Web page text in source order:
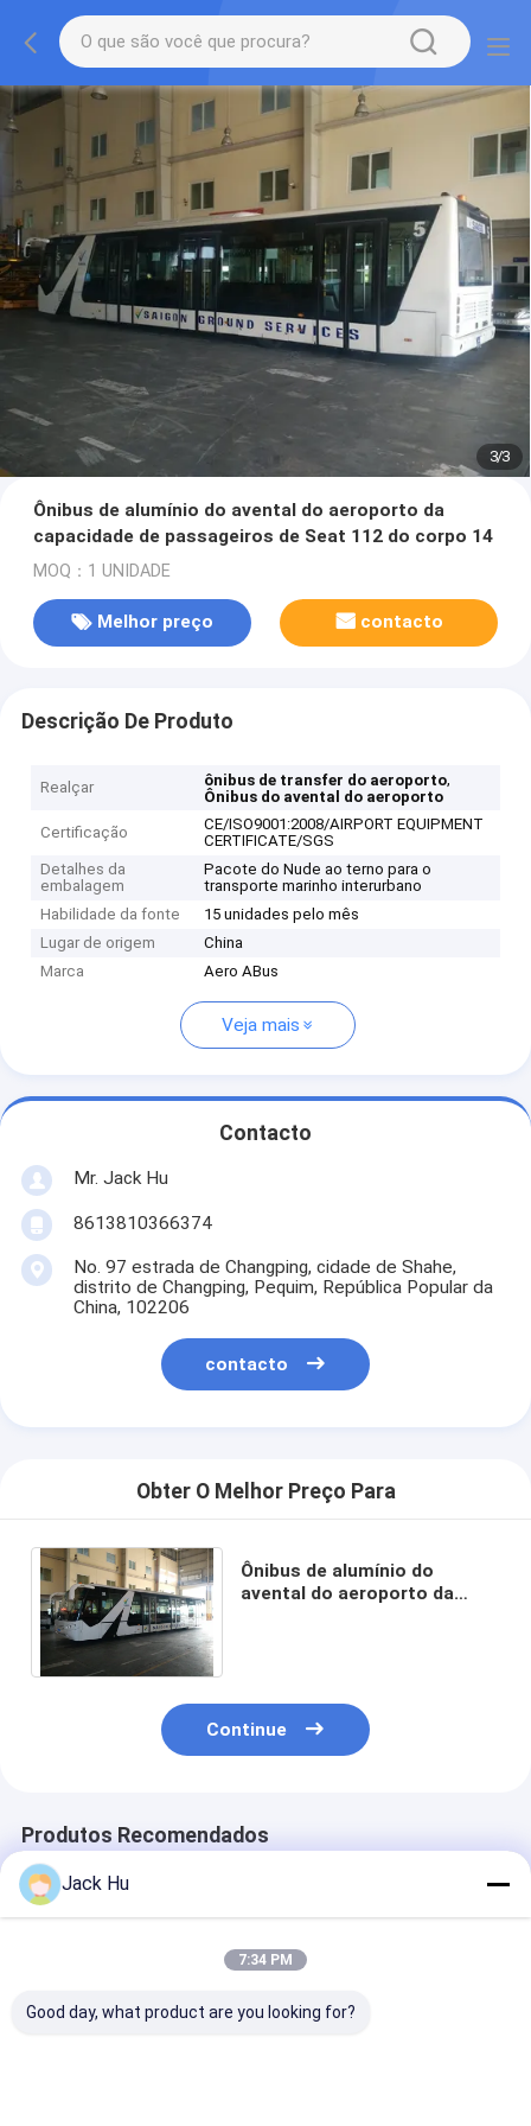
1/3
Ônibus de alumínio do avental do aeroporto da
capacidade de passageiros de Seat 112 do corpo 14
MOQ：1 UNIDADE
Melhor preço contacto
Descrição De Produto
Realçar ônibus de transfer do aeroporto,
Ônibus do avental do aeroporto
Certificação
CE/ISO9001:2008/AIRPORT EQUIPMENT
CERTIFICATE/SGS
Detalhes da
embalagem
Pacote do Nude ao terno para o
transporte marinho interurbano
Habilidade da fonte
15 unidades pelo mês
Lugar de origem
China
Marca
Aero ABus
Veja mais
Contacto
Mr. Jack Hu
8613810366374
No. 97 estrada de Changping, cidade de Shahe,
distrito de Changping, Pequim, República Popular da
China, 102206
contacto
Obter O Melhor Preço Para
Ônibus de alumínio do
avental do aeroporto da
Continue
Produtos Recomendados
Jack Hu
7:34 PM
Good day, what product are you looking for?